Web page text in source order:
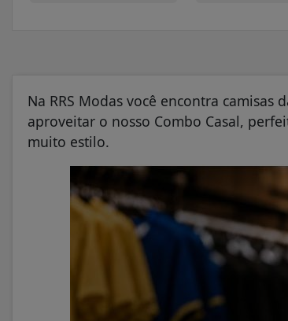
Na RRS Modas você encontra
aproveitar o nosso Combo Casal,
muito estilo.